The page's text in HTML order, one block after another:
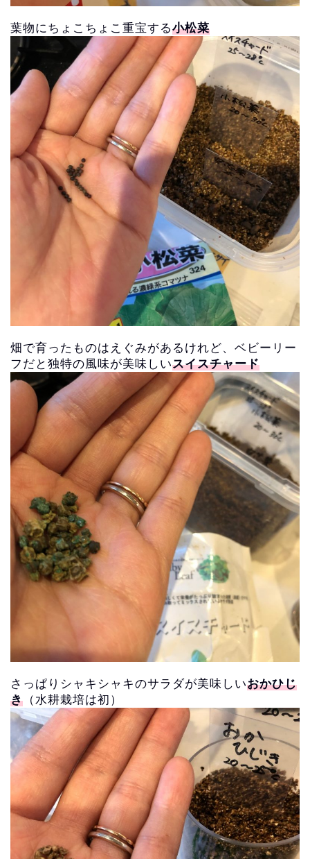
葉物にちょこちょこ重宝する小松菜
畑で育ったものはえぐみがあるけれど、ベビーリー
フだと独特の風味が美味しいスイスチャード
さっぱりシャキシャキのサラダが美味しいおかひじ
き （水耕栽培は初）